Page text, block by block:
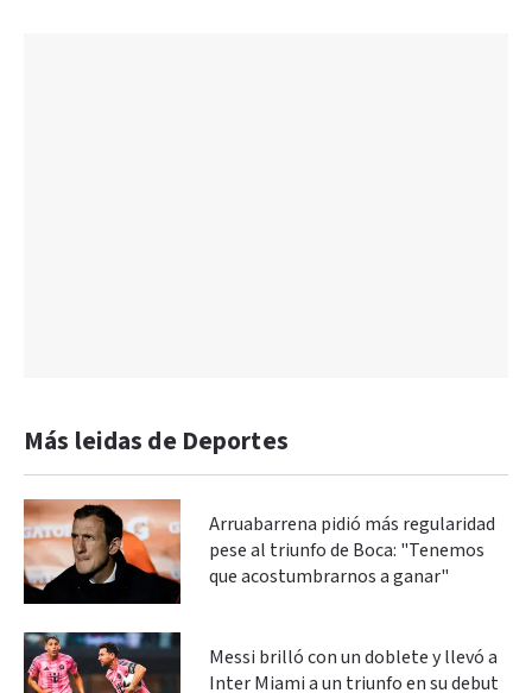
Más leidas de Deportes
Arruabarrena pidió más regularidad
pese al triunfo de Boca: "Tenemos
que acostumbrarnos a ganar"
Messi brilló con un doblete y llevó a
Inter Miami a un triunfo en su debut